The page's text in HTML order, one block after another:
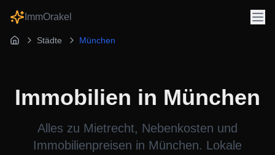
ImmOrakel
Städte München
Immobilien in München
Alles zu Mietrecht, Nebenkosten und
Immobilienpreisen in München. Lokale